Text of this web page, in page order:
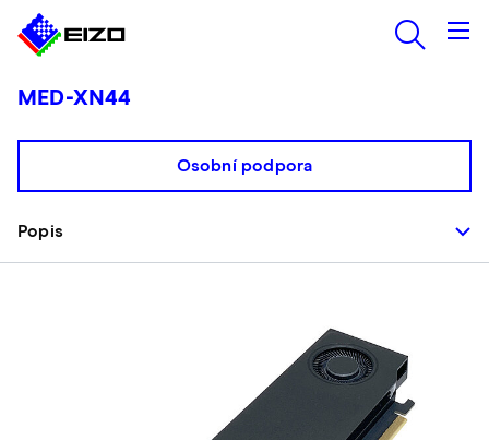
MED-XN44
Popis
Osobní podpora